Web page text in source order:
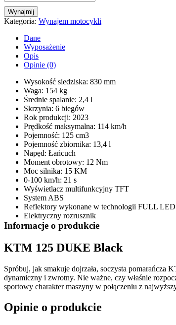
Wynajmij
Kategoria: Wynajem motocykli
Dane
Wyposażenie
Opis
Opinie (0)
Wysokość siedziska: 830 mm
Waga: 154 kg
Średnie spalanie: 2,4 l
Skrzynia: 6 biegów
Rok produkcji: 2023
Prędkość maksymalna: 114 km/h
Pojemność: 125 cm3
Pojemność zbiornika: 13,4 l
Napęd: Łańcuch
Moment obrotowy: 12 Nm
Moc silnika: 15 KM
0-100 km/h: 21 s
Wyświetlacz multifunkcyjny TFT
System ABS
Reflektory wykonane w technologii FULL LED
Elektryczny rozrusznik
Informacje o produkcie
KTM 125 DUKE Black
Spróbuj, jak smakuje dojrzała, soczysta pomarańcza
dynamiczny i zwrotny. Nie ważne, czy właśnie
sportowy charakter maszyny w połączeniu z
Opinie o produkcie